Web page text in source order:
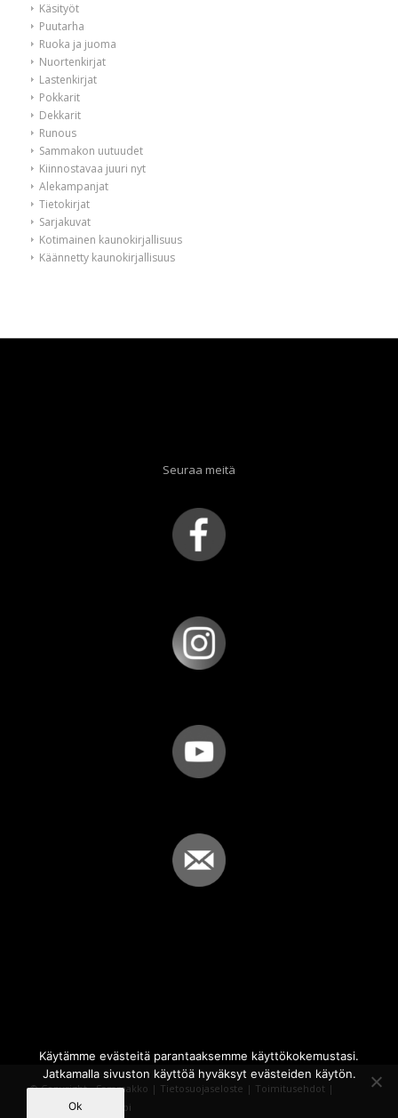
Käsityöt
Puutarha
Ruoka ja juoma
Nuortenkirjat
Lastenkirjat
Pokkarit
Dekkarit
Runous
Sammakon uutuudet
Kiinnostavaa juuri nyt
Alekampanjat
Tietokirjat
Sarjakuvat
Kotimainen kaunokirjallisuus
Käännetty kaunokirjallisuus
Seuraa meitä
© Copyright - Sammakko | Tietosuojaseloste | Toimitusehdot |
Powered by
iQWebbi
Käytämme evästeitä parantaaksemme käyttökokemustasi.
Jatkamalla sivuston käyttöä hyväksyt evästeiden käytön.
Ok